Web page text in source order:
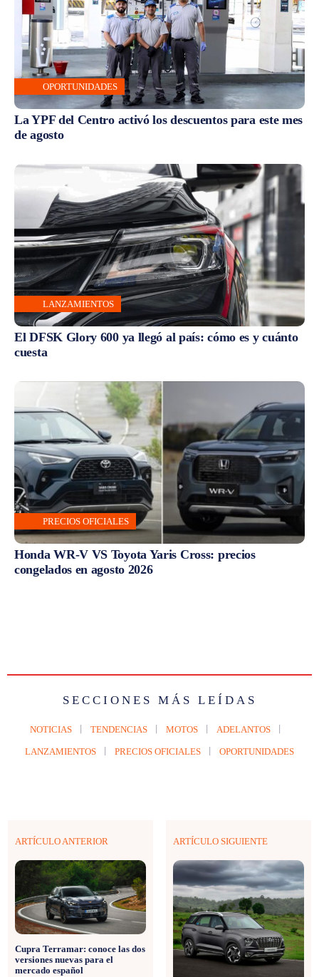
OPORTUNIDADES
La YPF del Centro activó los descuentos para este mes
de agosto
LANZAMIENTOS
El DFSK Glory 600 ya llegó al país: cómo es y cuánto
cuesta
PRECIOS OFICIALES
Honda WR-V VS Toyota Yaris Cross: precios
congelados en agosto 2026
SECCIONES MÁS LEÍDAS
NOTICIAS TENDENCIAS MOTOS ADELANTOS
LANZAMIENTOS PRECIOS OFICIALES OPORTUNIDADES
ARTÍCULO ANTERIOR
Cupra Terramar: conoce las dos
versiones nuevas para el
mercado español
ARTÍCULO SIGUIENTE